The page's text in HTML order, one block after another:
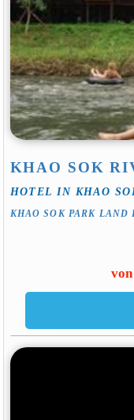
KHAO SOK
HOTEL IN KHAO
KHAO SOK PARK LAND